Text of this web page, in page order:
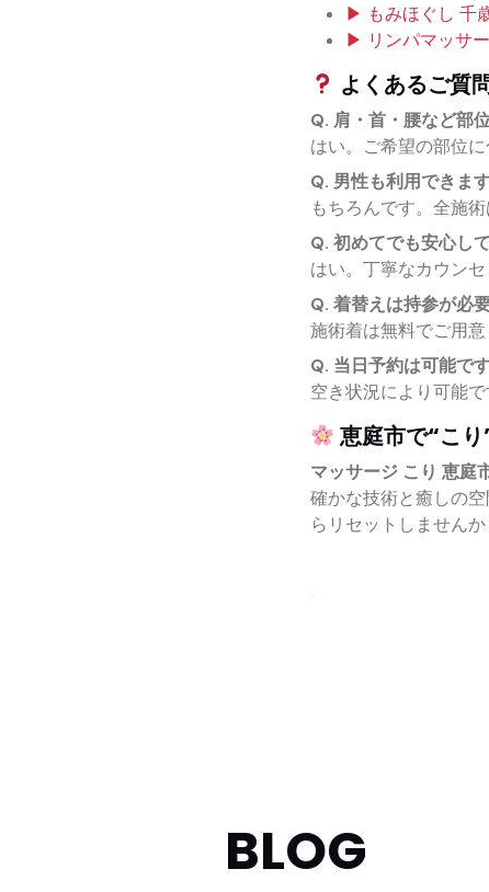
▶ もみほぐし 千
▶ リンパマッサ
よくあるご質
Q. 肩・首・腰など部
はい。ご希望の部位
Q. 男性も利用できま
もちろんです。全施
Q. 初めてでも安心し
はい。丁寧なカウン
Q. 着替えは持参が必
施術着は無料でご用意
Q. 当日予約は可能で
空き状況により可能で
恵庭市で“こ
マッサージ こり 恵庭
確かな技術と癒しの
らリセットしませんか
BLOG